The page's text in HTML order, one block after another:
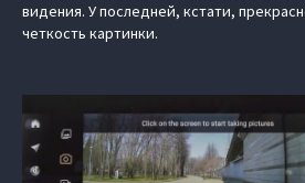
видения. У последней, кстати,
четкость картинки.